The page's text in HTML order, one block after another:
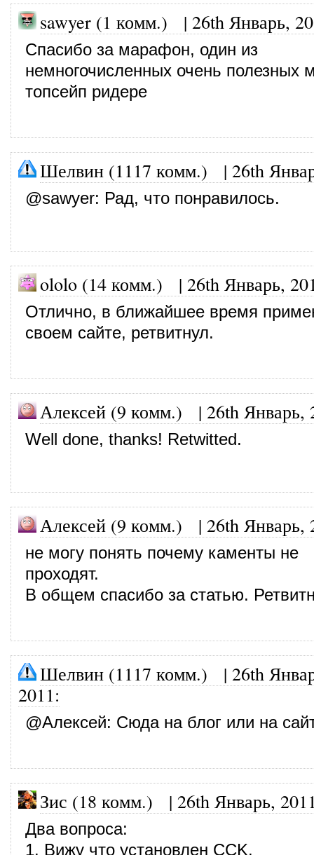
sawyer (1 комм.) | 26th Январь,
Спасибо за марафон, один из
немногочисленных очень полезных
топсейп ридере
Шелвин (1117 комм.) | 26th
@sawyer: Рад, что понравилось.
ololo (14 комм.) | 26th Январь,
Отлично, в ближайшее время
своем сайте, ретвитнул.
Алексей (9 комм.) | 26th Январь,
Well done, thanks! Retwitted.
Алексей (9 комм.) | 26th Январь,
не могу понять почему каменты не
проходят.
В общем спасибо за статью.
Шелвин (1117 комм.) | 26th
2011:
@Алексей: Сюда на блог или на
Зис (18 комм.) | 26th Январь,
Два вопроса:
1. Вижу что установлен CCK.